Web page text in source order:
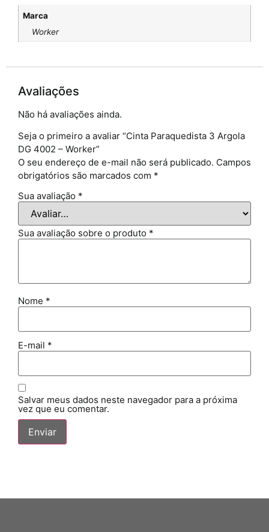
Marca
Worker
Avaliações
Não há avaliações ainda.
Seja o primeiro a avaliar “Cinta Paraquedista 3 Argola
DG 4002 – Worker”
O seu endereço de e-mail não será publicado. Campos
obrigatórios são marcados com *
Sua avaliação *
Sua avaliação sobre o produto *
Nome *
E-mail *
Salvar meus dados neste navegador para a próxima
vez que eu comentar.